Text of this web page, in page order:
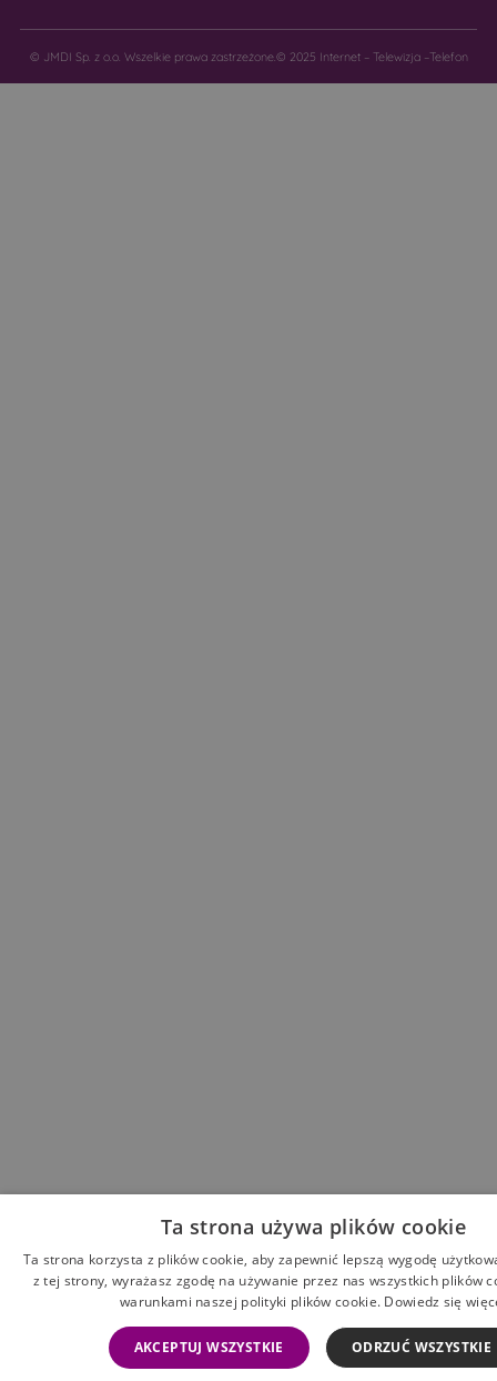
© JMDI Sp. z o.o. Wszelkie prawa zastrzeżone.© 2025 Internet – Telewizja –Telefon
Ta strona używa plików cookie
Ta strona korzysta z plików cookie, aby zapewnić lepszą wygodę
z tej strony, wyrażasz zgodę na używanie przez nas wszystkich plików
warunkami naszej polityki plików cookie. Dowiedz się
AKCEPTUJ WSZYSTKIE ODRZUĆ WSZYSTKIE